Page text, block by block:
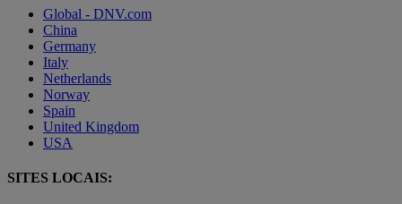
Global - DNV.com
China
Germany
Italy
Netherlands
Norway
Spain
United Kingdom
USA
SITES LOCAIS: